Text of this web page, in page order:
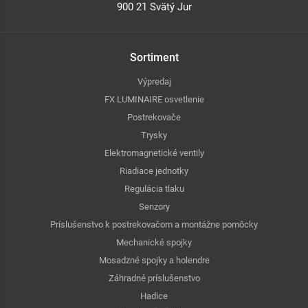
900 21 Svätý Jur
Sortiment
Výpredaj
FX LUMINAIRE osvetlenie
Postrekovače
Trysky
Elektromagnetické ventily
Riadiace jednotky
Regulácia tlaku
Senzory
Príslušenstvo k postrekovačom a montážne pomôcky
Mechanické spojky
Mosadzné spojky a holendre
Záhradné príslušenstvo
Hadice